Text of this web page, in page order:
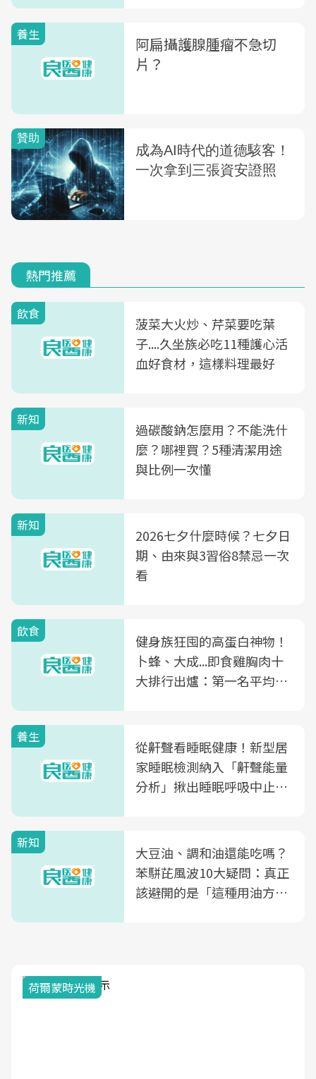
養生
阿扁攝護腺腫瘤不急切
片？
熱門推薦
飲食
菠菜大火炒、芹菜要吃葉
子....久坐族必吃11種護心活
血好食材，這樣料理最好
新知
過碳酸鈉怎麼用？不能洗什
麼？哪裡買？5種清潔用途
與比例一次懂
新知
2026七夕什麼時候？七夕日
期、由來與3習俗8禁忌一次
看
飲食
健身族狂囤的高蛋白神物！
卜蜂、大成...即食雞胸肉十
大排行出爐：第一名平均一
養生
從鼾聲看睡眠健康！新型居
家睡眠檢測納入「鼾聲能量
分析」揪出睡眠呼吸中止症
新知
大豆油、調和油還能吃嗎？
苯駢芘風波10大疑問：真正
該避開的是「這種用油方
荷爾蒙時光機